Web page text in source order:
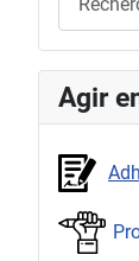
Agir